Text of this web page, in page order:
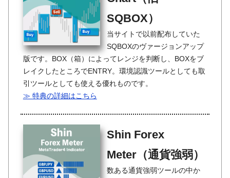
SQBOX）
当サイトで以前配布していた
SQBOXのヴァージョンアップ
版です。BOX（箱）によってレンジを判断し、BOXをブ
レイクしたところでENTRY。環境認識ツールとしても取
引ツールとしても使える優れものです。
≫ 特典の詳細はこちら
Shin Forex
Meter（通貨強弱）
数ある通貨強弱ツールの中か